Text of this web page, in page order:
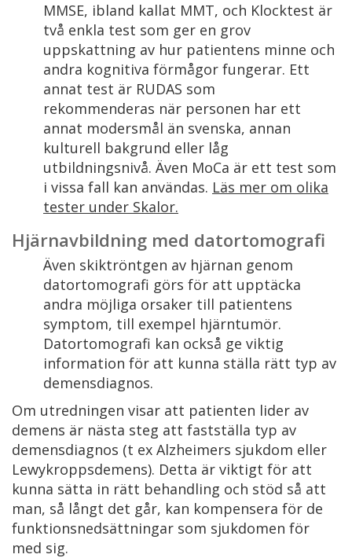
MMSE, ibland kallat MMT, och Klocktest är
två enkla test som ger en grov
uppskattning av hur patientens minne och
andra kognitiva förmågor fungerar. Ett
annat test är RUDAS som
rekommenderas när personen har ett
annat modersmål än svenska, annan
kulturell bakgrund eller låg
utbildningsnivå. Även MoCa är ett test som
i vissa fall kan användas. Läs mer om olika
tester under Skalor.
Hjärnavbildning med datortomografi
Även skiktröntgen av hjärnan genom
datortomografi görs för att upptäcka
andra möjliga orsaker till patientens
symptom, till exempel hjärntumör.
Datortomografi kan också ge viktig
information för att kunna ställa rätt typ av
demensdiagnos.
Om utredningen visar att patienten lider av
demens är nästa steg att fastställa typ av
demensdiagnos (t ex Alzheimers sjukdom eller
Lewykroppsdemens). Detta är viktigt för att
kunna sätta in rätt behandling och stöd så att
man, så långt det går, kan kompensera för de
funktionsnedsättningar som sjukdomen för
med sig.